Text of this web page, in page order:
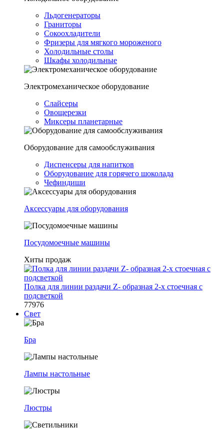
Льдогенераторы
Граниторы
Сокоохладители
Фризеры для мягкого мороженого
Холодильные столы
Шкафы холодильные
Электромеханическое оборудование
Слайсеры
Овощерезки
Миксеры планетарные
Оборудование для самообслуживания
Диспенсеры для напитков
Оборудование для горячего шоколада
Чефиндиши
Аксессуары для оборудования
Посудомоечные машины
Хиты продаж
Полка для линии раздачи Z- образная 2-х стоечная с
подсветкой
77976
Свет
Бра
Лампы настольные
Люстры